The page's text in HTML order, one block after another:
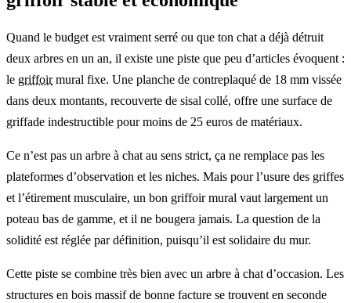
Quand le budget est vraiment serré ou que ton chat a déjà détruit
deux arbres en un an, il existe une piste que peu d’articles évoquent :
le griffoirmural fixe. Une planche de contreplaqué de 18 mm vissée
dans deux montants, recouverte de sisal collé, offre une surface de
griffade indestructible pour moins de 25 euros de matériaux.
Ce n’est pas un arbre à chat au sens strict, ça ne remplace pas les
plateformes d’observation et les niches. Mais pour l’usure des griffes
et l’étirement musculaire, un bon griffoir mural vaut largement un
poteau bas de gamme, et il ne bougera jamais. La question de la
solidité est réglée par définition, puisqu’il est solidaire du mur.
Cette piste se combine très bien avec un arbre à chat d’occasion. Les
structures en bois massif de bonne facture se trouvent en seconde